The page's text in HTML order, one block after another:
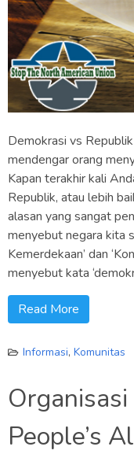
Demokrasi vs
mendengar orang
Kapan terakhir kali
Republik, atau lebih
alasan yang sangat
menyebut negara kita
Kemerdekaan’ dan
menyebut kata
Read More
Informasi, Komunitas
People’s